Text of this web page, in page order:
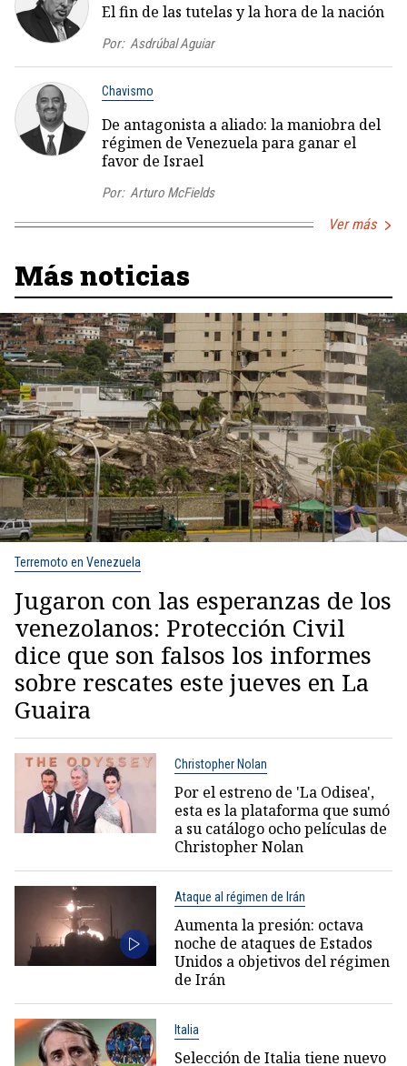
El fin de las tutelas y la hora de la nación
Por: Asdrúbal Aguiar
Chavismo
De antagonista a aliado: la maniobra del
régimen de Venezuela para ganar el
favor de Israel
Por: Arturo McFields
Ver más
Más noticias
Terremoto en Venezuela
Jugaron con las esperanzas de los
venezolanos: Protección Civil
dice que son falsos los informes
sobre rescates este jueves en La
Guaira
Christopher Nolan
Por el estreno de 'La Odisea',
esta es la plataforma que sumó
a su catálogo ocho películas de
Christopher Nolan
Ataque al régimen de Irán
Aumenta la presión: octava
noche de ataques de Estados
Unidos a objetivos del régimen
de Irán
Italia
Selección de Italia tiene nuevo